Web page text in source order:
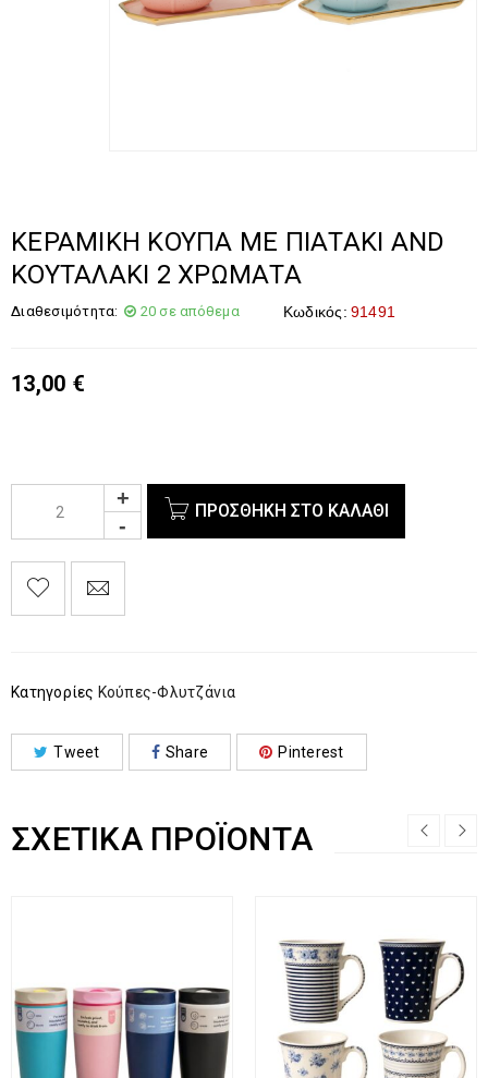
ΚΕΡΑΜΙΚΗ ΚΟΥΠΑ ΜΕ ΠΙΑΤΑΚΙ AND
ΚΟΥΤΑΛΑΚΙ 2 ΧΡΩΜΑΤΑ
Διαθεσιμότητα: 20 σε απόθεμα Κωδικός: 91491
13,00 €
ΠΡΟΣΘΉΚΗ ΣΤΟ ΚΑΛΆΘΙ
Κατηγορίες Κούπες-Φλυτζάνια
Tweet Share Pinterest
ΣΧΕΤΙΚΆ ΠΡΟΪΌΝΤΑ